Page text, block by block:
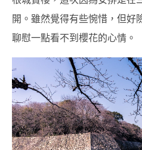
開。雖然覺得有些惋惜，但好
聊慰一點看不到櫻花的心情。